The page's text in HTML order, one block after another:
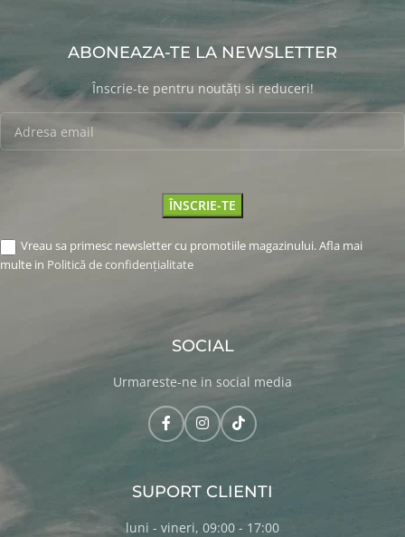
ABONEAZA-TE LA NEWSLETTER
Înscrie-te pentru noutăți si reduceri!
Vreau sa primesc newsletter cu promotiile magazinului. Afla mai
multe in Politică de confidențialitate
SOCIAL
Urmareste-ne in social media
SUPORT CLIENTI
luni - vineri, 09:00 - 17:00